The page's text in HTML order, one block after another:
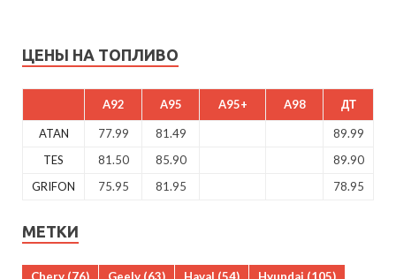
ЦЕНЫ НА ТОПЛИВО
A92 A95 A95+ A98 ДТ
ATAN 77.99 81.49
89.99
TES
81.50 85.90
89.90
GRIFON
75.95 81.95 78.95
МЕТКИ